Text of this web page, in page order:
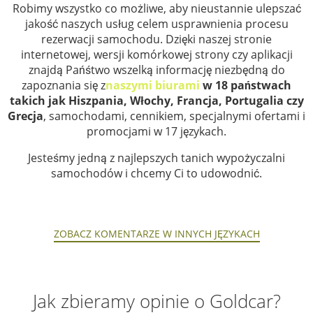
Robimy wszystko co możliwe, aby nieustannie ulepszać
jakość naszych usług celem usprawnienia procesu
rezerwacji samochodu. Dzięki naszej stronie
internetowej, wersji komórkowej strony czy aplikacji
znajdą Pańśtwo wszelką informację niezbędną do
zapoznania się znaszymi biurami w 18 państwach
takich jak Hiszpania, Włochy, Francja, Portugalia czy
Grecja, samochodami, cennikiem, specjalnymi ofertami i
promocjami w 17 językach.
Jesteśmy jedną z najlepszych tanich wypożyczalni
samochodów i chcemy Ci to udowodnić.
ZOBACZ KOMENTARZE W INNYCH JĘZYKACH
Jak zbieramy opinie o Goldcar?